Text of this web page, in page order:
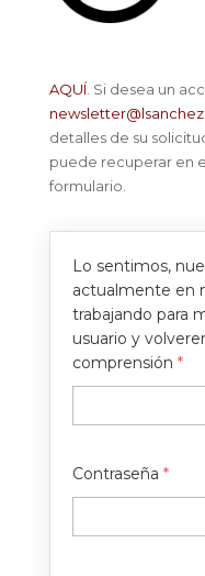
AQUÍ. Si desea un
detalles de su
puede recuperar en
formulario.
Lo sentimos,
actualmente en
trabajando para
usuario y
comprensión *
Contraseña *